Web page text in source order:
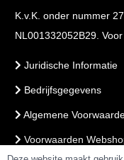
K.v.K. onder nummer
NL001332052B29.
Juridische Informatie
Bedrijfsgegevens
Algemene
Voorwaarden